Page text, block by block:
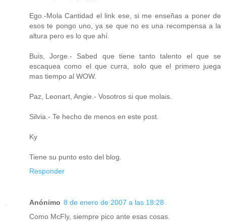
Ego.-Mola Cantidad el link ese, si me enseñas a poner de
esos te pongo uno, ya se que no es una recompensa a la
altura pero es lo que ahí.
Buis, Jorge.- Sabed que tiene tanto talento el que se
escaquea como el que curra, solo que el primero juega
mas tiempo al WOW.
Paz, Leonart, Angie.- Vosotros si que molais.
Silvia.- Te hecho de menos en este post.
Ky
Tiene su punto esto del blog.
Responder
Anónimo 8 de enero de 2007 a las 18:28
Como McFly, siempre pico ante esas cosas.